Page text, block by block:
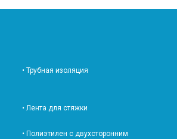
• Трубная изоляция
• Лента для стяжки
• Полиэтилен с двухсторонним